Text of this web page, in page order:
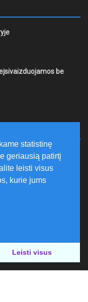
be
tremtinių, politinių
sąskrydis „Su Lietuva
ragina gyventojus
tausoti aplinką
statistinę
geriausią patirtį
leisti visus
kurie jums
Leisti visus